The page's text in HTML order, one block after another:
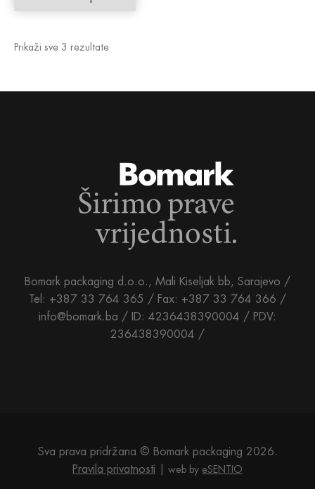
Prikaži sve 3 rezultate
Bomark packaging d.o.o., Mali Kiseljak bb, Sarajevo /
Tel: +387 33 764 365 / Fax: +387 33 764 366 /
info@bomark.ba / ID: 4236438390004 / PDV:
236438390004 /
Sva prava pridržana © Bomark packaging 2026.
Pravila privatnosti
web by eSENTIO